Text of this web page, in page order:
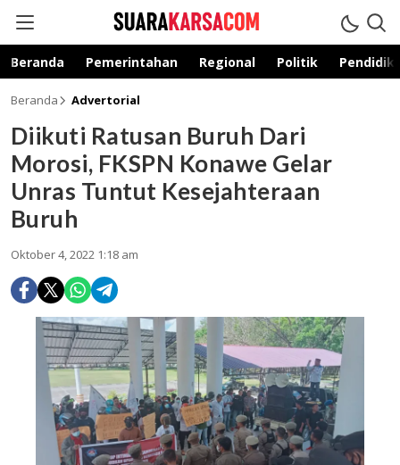
suarakarsa.com
Informasi terpercaya
Beranda Pemerintahan Regional Politik
Beranda Advertorial
Diikuti Ratusan Buruh Dari
Morosi, FKSPN Konawe Gelar
Unras Tuntut Kesejahteraan
Buruh
Oktober 4, 2022 1:18 am